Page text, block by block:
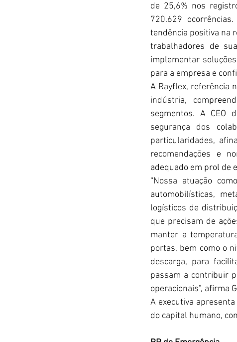
de 25,6% nos
720.629
tendência positiva na
trabalhadores de
implementar
para a empresa e
A Rayflex, referência
indústria,
segmentos. A CEO
segurança dos
particularidades,
recomendações e
adequado em prol de
“Nossa atuação
automobilísticas,
logísticos de
que precisam de
manter a
portas, bem como o
descarga, para
passam a contribuir
operacionais", afirma
A executiva
do capital humano,